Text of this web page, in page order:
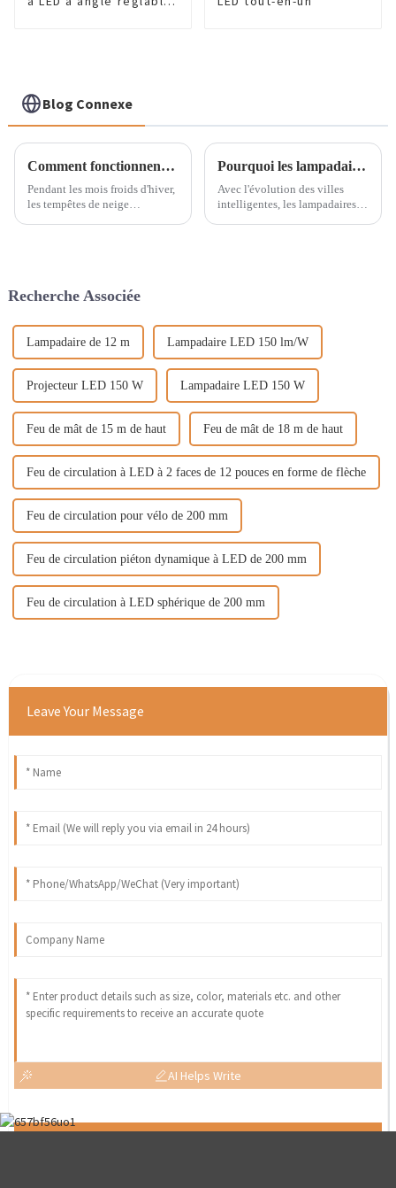
Blog Connexe
Comment fonctionnent les lampadaires en cas de conditions météorologiques extrêmes ?
Pendant les mois froids d'hiver,
les tempêtes de neige
fraîcheur du vent, les rues...
Pourquoi les lampadaires intelligents avec télécommande sont-ils essentiels aux nuits d’une ville intelligente ?
Avec l'évolution des villes
intelligentes, les lampadaires
Recherche Associée
Lampadaire de 12 m Lampadaire LED 150 lm/W
Projecteur LED 150 W Lampadaire LED 150 W
Feu de mât de 15 m de haut Feu de mât de 18 m de haut
Feu de circulation à LED à 2 faces de 12 pouces en forme de flèche
Feu de circulation pour vélo de 200 mm
Feu de circulation piéton dynamique à LED de 200 mm
Feu de circulation à LED sphérique de 200 mm
Leave Your Message
AI Helps Write